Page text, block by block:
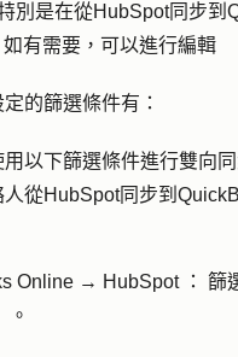
別是在從HubSpot同步到
有需要，可以進行編輯
的篩選條件有：
用以下篩選條件進行雙向
從HubSpot同步到
Online → HubSpot ：
篩
。